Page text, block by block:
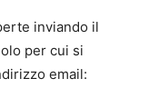
inviando il
per cui si
email: